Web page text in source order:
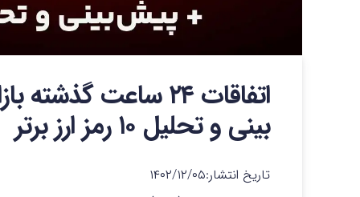
اتفاقات ۲۴ ساعت
بینی و تحلیل ۱۰ رمز ارز برتر
تاریخ انتشار:۱۴۰۲/۱۲/۰۵